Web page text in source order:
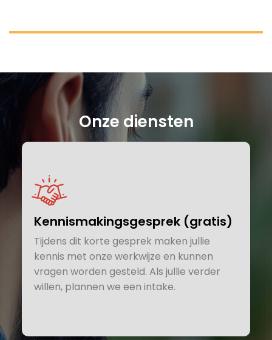
Onze diensten
Kennismakingsgesprek (gratis)
Tijdens dit korte gesprek maken jullie
kennis met onze werkwijze en kunnen
vragen worden gesteld. Als jullie verder
willen, plannen we een intake.